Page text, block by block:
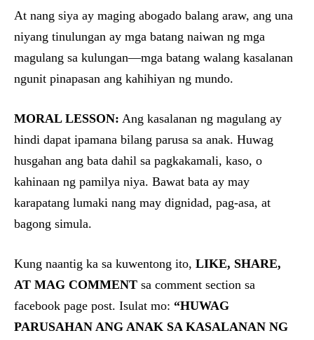
At nang siya ay maging abogado balang araw, ang una
niyang tinulungan ay mga batang naiwan ng mga
magulang sa kulungan—mga batang walang kasalanan
ngunit pinapasan ang kahihiyan ng mundo.
MORAL LESSON: Ang kasalanan ng magulang ay
hindi dapat ipamana bilang parusa sa anak. Huwag
husgahan ang bata dahil sa pagkakamali, kaso, o
kahinaan ng pamilya niya. Bawat bata ay may
karapatang lumaki nang may dignidad, pag-asa, at
bagong simula.
Kung naantig ka sa kuwentong ito, LIKE, SHARE,
AT MAG COMMENT sa comment section sa
facebook page post. Isulat mo: “HUWAG
PARUSAHAN ANG ANAK SA KASALANAN NG